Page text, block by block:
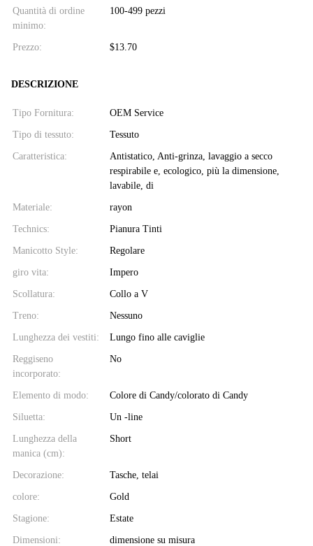
Quantità di ordine
minimo:
100-499 pezzi
Prezzo: $13.70
DESCRIZIONE
Tipo Fornitura: OEM Service
Tipo di tessuto: Tessuto
Caratteristica:
Antistatico, Anti-grinza, lavaggio a secco
respirabile e, ecologico, più la dimensione,
lavabile, di
Materiale: rayon
Technics: Pianura Tinti
Manicotto Style: Regolare
giro vita: Impero
Scollatura: Collo a V
Treno: Nessuno
Lunghezza dei vestiti: Lungo fino alle caviglie
Reggiseno
incorporato:
No
Elemento di modo: Colore di Candy/colorato di Candy
Siluetta: Un -line
Lunghezza della
manica (cm):
Short
Decorazione: Tasche, telai
colore: Gold
Stagione: Estate
Dimensioni: dimensione su misura